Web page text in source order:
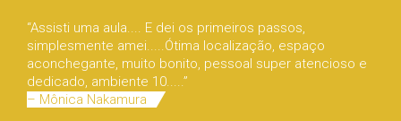
“Assisti uma aula.... E dei os primeiros passos,
simplesmente amei.....Ótima localização, espaço
aconchegante, muito bonito, pessoal super atencioso e
dedicado, ambiente 10.....”
– Mônica Nakamura